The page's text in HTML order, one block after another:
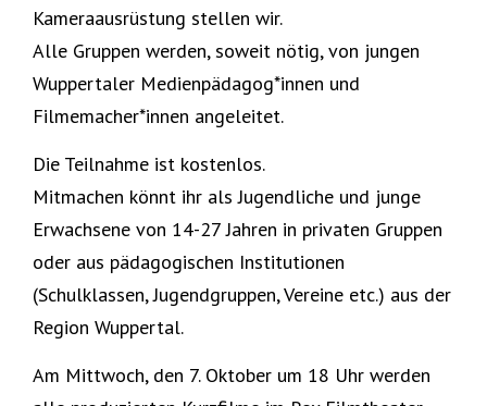
Kameraausrüstung stellen wir.
Alle Gruppen werden, soweit nötig, von jungen
Wuppertaler Medienpädagog*innen und
Filmemacher*innen angeleitet.
Die Teilnahme ist kostenlos.
Mitmachen könnt ihr als Jugendliche und junge
Erwachsene von 14-27 Jahren in privaten Gruppen
oder aus pädagogischen Institutionen
(Schulklassen, Jugendgruppen, Vereine etc.) aus der
Region Wuppertal.
Am Mittwoch, den 7. Oktober um 18 Uhr werden